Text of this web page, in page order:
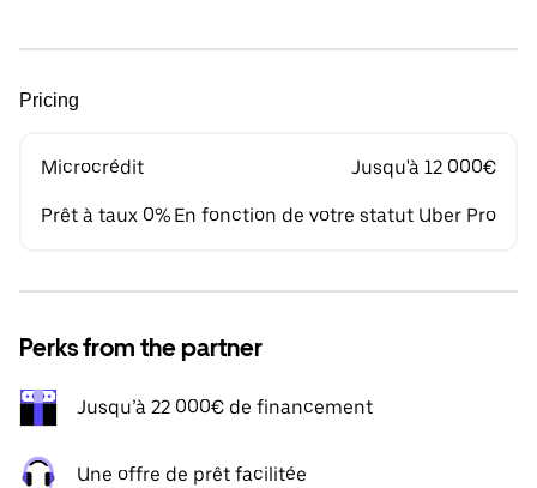
Pricing
Microcrédit Jusqu'à 12 000€
Prêt à taux 0% En fonction de votre statut Uber Pro
Perks from the partner
Jusqu’à 22 000€ de financement
Une offre de prêt facilitée